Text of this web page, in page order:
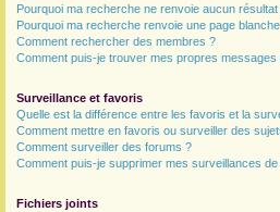
Pourquoi ma recherche ne renvoie aucun résultat
Pourquoi ma recherche renvoie une page
Comment rechercher des membres ?
Comment puis-je trouver mes propres messages
Surveillance et favoris
Quelle est la différence entre les favoris et la
Comment mettre en favoris ou surveiller des
Comment surveiller des forums ?
Comment puis-je supprimer mes surveillances
Fichiers joints